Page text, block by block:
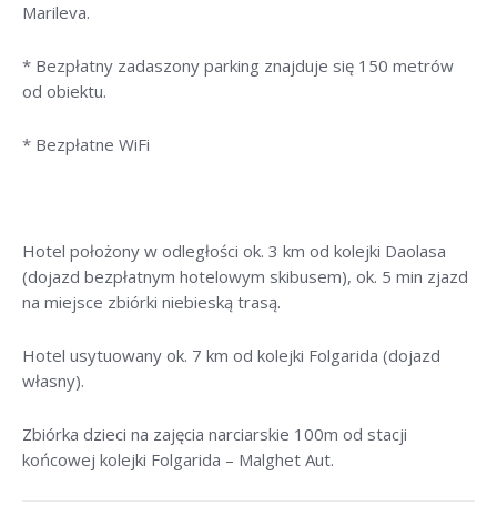
Marileva.
* Bezpłatny zadaszony parking znajduje się 150 metrów
od obiektu.
* Bezpłatne WiFi
Hotel położony w odległości ok. 3 km od kolejki Daolasa
(dojazd bezpłatnym hotelowym skibusem), ok. 5 min zjazd
na miejsce zbiórki niebieską trasą.
Hotel usytuowany ok. 7 km od kolejki Folgarida (dojazd
własny).
Zbiórka dzieci na zajęcia narciarskie 100m od stacji
końcowej kolejki Folgarida – Malghet Aut.